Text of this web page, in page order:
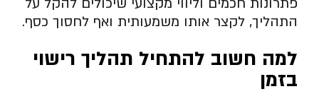
התהליך, לקצר אותו משמעותית ואף לחסוך כסף.
למה חשוב להתחיל תהליך רישוי
בזמן